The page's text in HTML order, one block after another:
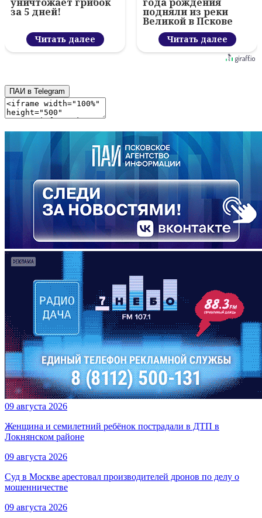
уничтожает грибок
за 5 дней!
Читать далее
года рождения
подняли из реки
Великой в Пскове
Читать далее
ПАИ в Telegram
09 августа 2026
Женщина и семилетний ребёнок пострадали в ДТП в
Локнянском районе
09 августа 2026
Суд в Москве арестовал производителей дронов по делу о
мошенничестве
09 августа 2026